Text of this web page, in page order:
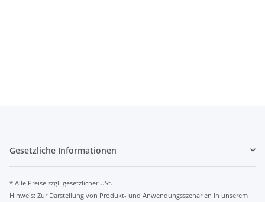
Gesetzliche Informationen
* Alle Preise zzgl. gesetzlicher USt.
Hinweis: Zur Darstellung von Produkt- und Anwendungsszenarien in unserem